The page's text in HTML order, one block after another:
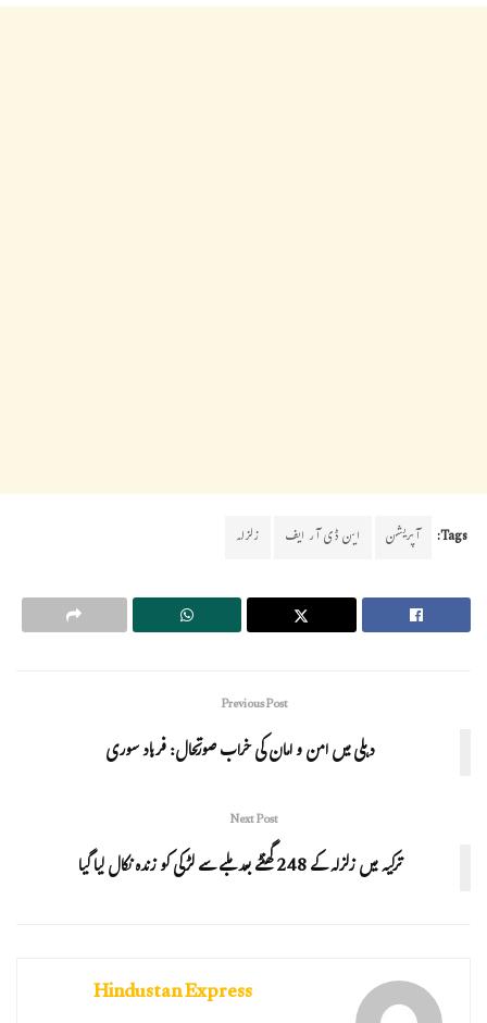
Tags: آپریشن این ڈی آر ایف زلزلہ
Previous Post
دہلی میں امن و امان کی خراب صورتحال: فرہاد سوری
Next Post
ترکیہ میں زلزلہ کے 248 گھنٹے بعد ملبے سے لڑکی کو زندہ نکال لیا گیا
Hindustan Express